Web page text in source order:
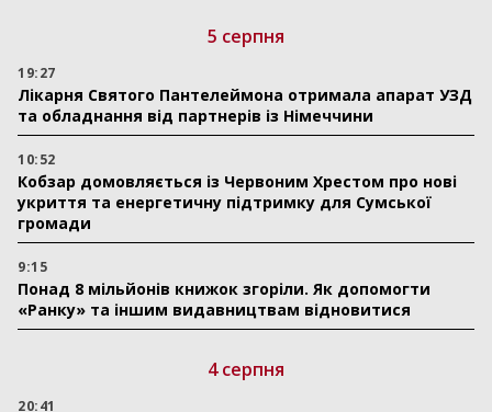
5 серпня
19:27
Лікарня Святого Пантелеймона отримала апарат УЗД
та обладнання від партнерів із Німеччини
10:52
Кобзар домовляється із Червоним Хрестом про нові
укриття та енергетичну підтримку для Сумської
громади
9:15
Понад 8 мільйонів книжок згоріли. Як допомогти
«Ранку» та іншим видавництвам відновитися
4 серпня
20:41